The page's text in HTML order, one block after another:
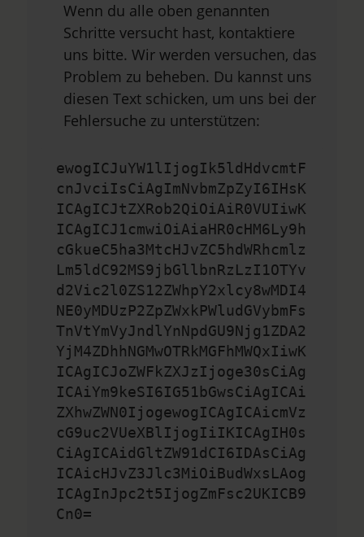
Wenn du alle oben genannten
Schritte versucht hast, kontaktiere
uns bitte. Wir werden versuchen, das
Problem zu beheben. Du kannst uns
diesen Text schicken, um uns bei der
Fehlersuche zu unterstützen:
ewogICJuYW1lIjogIk5ldHdvcmtF
cnJvciIsCiAgImNvbmZpZyI6IHsK
ICAgICJtZXRob2QiOiAiR0VUIiwK
ICAgICJ1cmwiOiAiaHR0cHM6Ly9h
cGkueC5ha3MtcHJvZC5hdWRhcmlz
Lm5ldC92MS9jbGllbnRzLzI1OTYv
d2Vic2l0ZS12ZWhpY2xlcy8wMDI4
NE0yMDUzP2ZpZWxkPWludGVybmFs
TnVtYmVyJndlYnNpdGU9Njg1ZDA2
YjM4ZDhhNGMwOTRkMGFhMWQxIiwK
ICAgICJoZWFkZXJzIjoge30sCiAg
ICAiYm9keSI6IG51bGwsCiAgICAi
ZXhwZWN0IjogewogICAgICAicmVz
cG9uc2VUeXBlIjogIiIKICAgIH0s
CiAgICAidGltZW91dCI6IDAsCiAg
ICAicHJvZ3Jlc3MiOiBudWxsLAog
ICAgInJpc2t5IjogZmFsc2UKICB9
Cn0=